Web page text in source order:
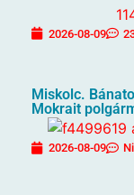
2026-08-09
Miskolc.
Mokrait
2026-08-09